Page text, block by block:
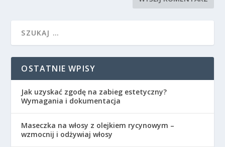
OSTATNIE WPISY
Jak uzyskać zgodę na zabieg estetyczny?
Wymagania i dokumentacja
Maseczka na włosy z olejkiem rycynowym –
wzmocnij i odżywiaj włosy